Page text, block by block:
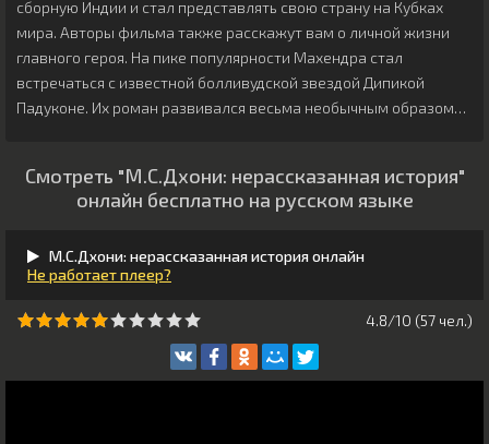
сборную Индии и стал представлять свою страну на Кубках
мира. Авторы фильма также расскажут вам о личной жизни
главного героя. На пике популярности Махендра стал
встречаться с известной болливудской звездой Дипикой
Падуконе. Их роман развивался весьма необычным образом…
Смотреть "М.С.Дхони: нерассказанная история"
онлайн бесплатно на русском языке
М.С.Дхони: нерассказанная история онлайн
Не работает плеер?
4.8/10 (57 чeл.)